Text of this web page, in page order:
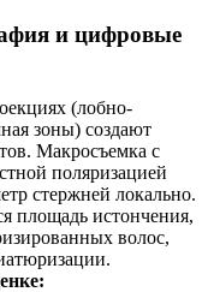
и цифровые
(лобно-
зоны) создают
Макросъемка с
поляризацией
стержней локально.
площадь истончения,
волос,